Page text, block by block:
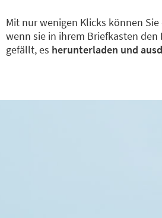
Mit nur wenigen Klicks können Sie
wenn sie in ihrem Briefkasten
gefällt, es herunterladen und